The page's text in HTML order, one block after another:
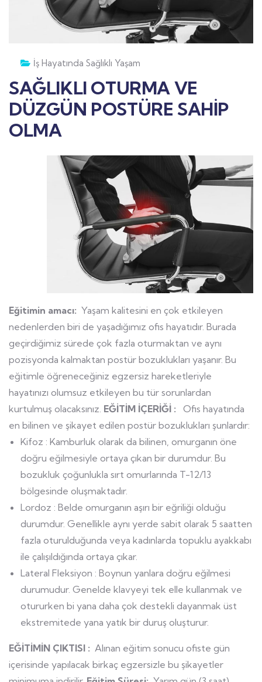
İş Hayatında Sağlıklı Yaşam
SAĞLIKLI OTURMA VE
DÜZGÜN POSTÜRE SAHİP
OLMA
Eğitimin amacı: Yaşam kalitesini en çok etkileyen
nedenlerden biri de yaşadığımız ofis hayatıdır. Burada
geçirdiğimiz sürede çok fazla oturmaktan ve aynı
pozisyonda kalmaktan postür bozuklukları yaşanır. Bu
eğitimle öğreneceğiniz egzersiz hareketleriyle
hayatınızı olumsuz etkileyen bu tür sorunlardan
kurtulmuş olacaksınız. EĞİTİM İÇERİĞİ :
Ofis hayatında
en bilinen ve şikayet edilen postür bozuklukları şunlardır:
Kifoz : Kamburluk olarak da bilinen, omurganın öne
doğru eğilmesiyle ortaya çıkan bir durumdur. Bu
bozukluk çoğunlukla sırt omurlarında T-12/13
bölgesinde oluşmaktadır.
Lordoz : Belde omurganın aşırı bir eğriliği olduğu
durumdur. Genellikle aynı yerde sabit olarak 5 saatten
fazla oturulduğunda veya kadınlarda topuklu ayakkabı
ile çalışıldığında ortaya çıkar.
Lateral Fleksiyon : Boynun yanlara doğru eğilmesi
durumudur. Genelde klavyeyi tek elle kullanmak ve
otururken bi yana daha çok destekli dayanmak üst
ekstremitede yana yatık bir duruş oluşturur.
EĞİTİMİN ÇIKTISI : Alınan eğitim sonucu ofiste gün
içerisinde yapılacak birkaç egzersizle bu şikayetler